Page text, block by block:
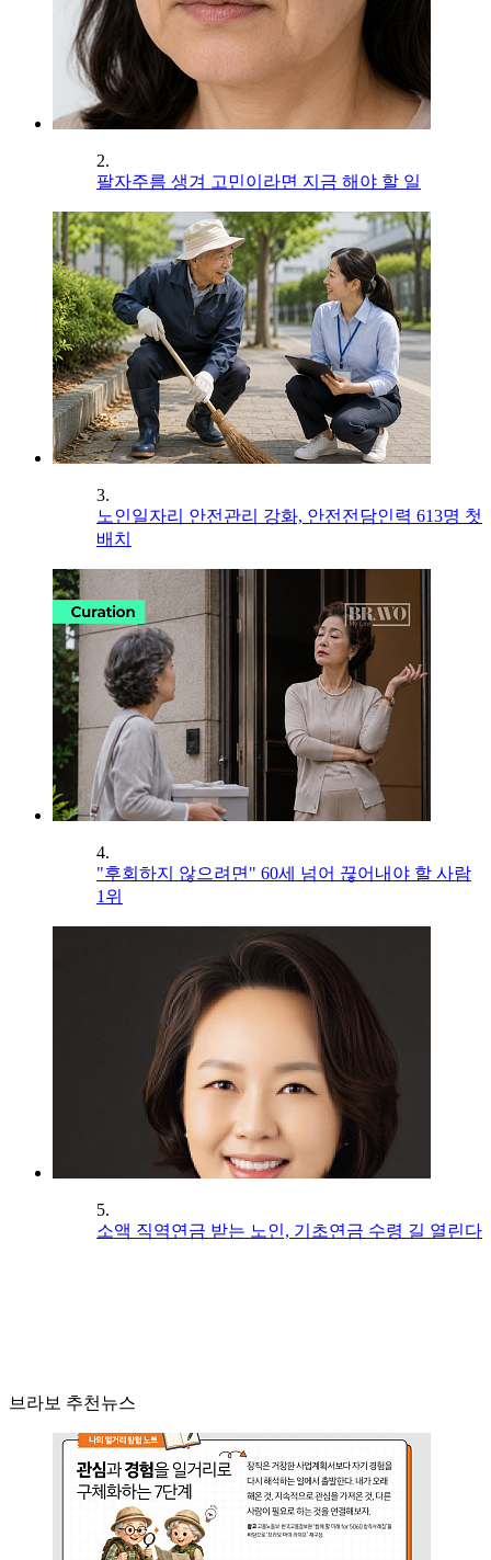
2.
팔자주름 생겨 고민이라면 지금 해야 할 일
3.
노인일자리 안전관리 강화, 안전전담인력 613명 첫
배치
4.
"후회하지 않으려면" 60세 넘어 끊어내야 할 사람
1위
5.
소액 직역연금 받는 노인, 기초연금 수령 길 열린다
브라보 추천뉴스